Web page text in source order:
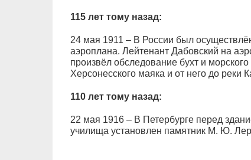
115 лет тому назад:
24 мая 1911 – В России был
аэроплана. Лейтенант Дабовский на
произвёл обследование бухт и
Херсонесского маяка и от него до реки
110 лет тому назад:
22 мая 1916 – В Петербурге перед
училища установлен памятник М. Ю.